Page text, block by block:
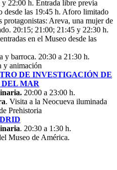
22:00 h. Entrada libre previa
desde las 19:45 h. Aforo limitado
protagonistas: Areva, una mujer de
20:15; 21:00; 21:45 y 22:30 h.
en el Museo desde las
y barroca. 20:30 a 21:30 h.
y animación
DE INVESTIGACIÓN DE
MAR
20:00 a 23:00 h.
. Visita a la Neocueva iluminada
Prehistoria
. 20:30 a 1:30 h.
Museo de América.